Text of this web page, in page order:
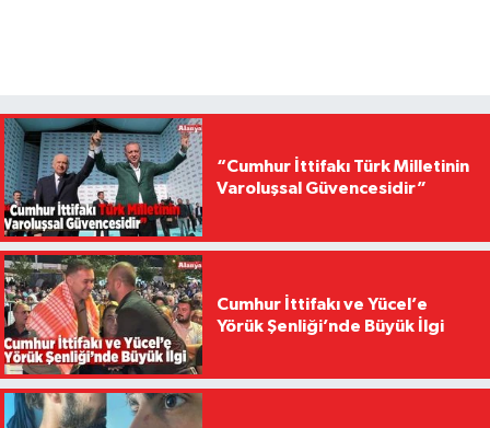
“Cumhur İttifakı Türk Milletinin
Varoluşsal Güvencesidir”
Cumhur İttifakı ve Yücel’e
Yörük Şenliği’nde Büyük İlgi